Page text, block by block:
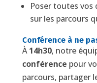
Poser toutes
sur les parcours
Conférence à ne
À14h30, notre
conférence pour
parcours, partager